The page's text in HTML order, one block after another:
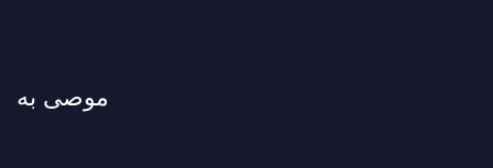
موصى به